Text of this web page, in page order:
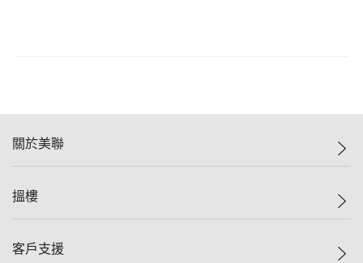
關於美聯
美聯集團
人才招募
搵樓
一手新盤
客戶支援